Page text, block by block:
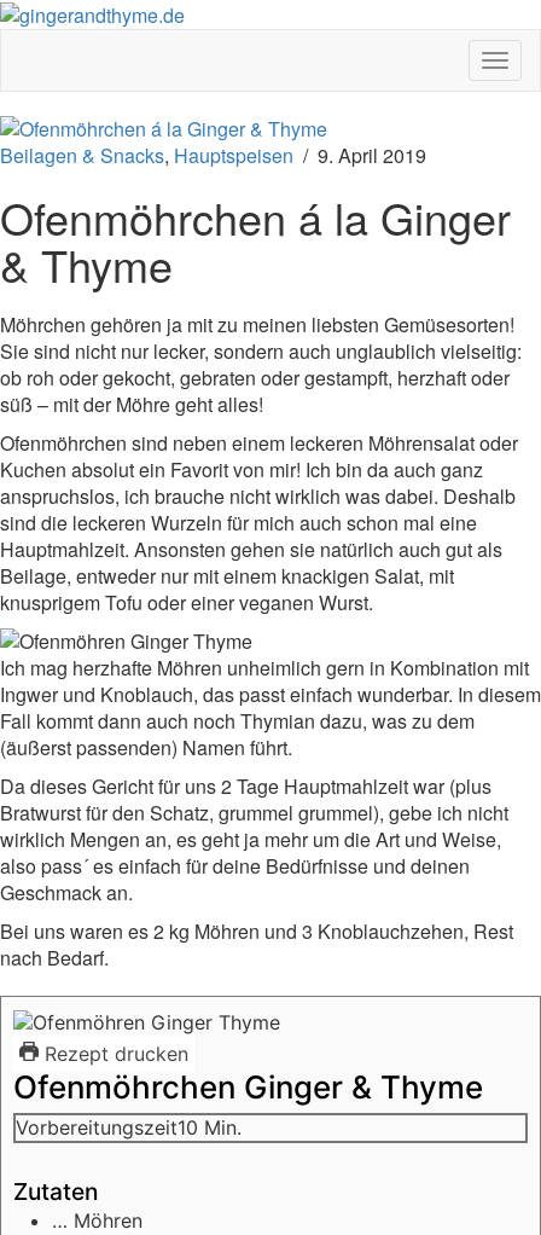
Beilagen & Snacks, Hauptspeisen / 9. April 2019
Ofenmöhrchen á la Ginger
& Thyme
Möhrchen gehören ja mit zu meinen liebsten Gemüsesorten!
Sie sind nicht nur lecker, sondern auch unglaublich vielseitig:
ob roh oder gekocht, gebraten oder gestampft, herzhaft oder
süß – mit der Möhre geht alles!
Ofenmöhrchen sind neben einem leckeren Möhrensalat oder
Kuchen absolut ein Favorit von mir! Ich bin da auch ganz
anspruchslos, ich brauche nicht wirklich was dabei. Deshalb
sind die leckeren Wurzeln für mich auch schon mal eine
Hauptmahlzeit. Ansonsten gehen sie natürlich auch gut als
Beilage, entweder nur mit einem knackigen Salat, mit
knusprigem Tofu oder einer veganen Wurst.
Ich mag herzhafte Möhren unheimlich gern in Kombination mit
Ingwer und Knoblauch, das passt einfach wunderbar. In diesem
Fall kommt dann auch noch Thymian dazu, was zu dem
(äußerst passenden) Namen führt.
Da dieses Gericht für uns 2 Tage Hauptmahlzeit war (plus
Bratwurst für den Schatz, grummel grummel), gebe ich nicht
wirklich Mengen an, es geht ja mehr um die Art und Weise,
also pass´ es einfach für deine Bedürfnisse und deinen
Geschmack an.
Bei uns waren es 2 kg Möhren und 3 Knoblauchzehen, Rest
nach Bedarf.
Rezept drucken
Ofenmöhrchen Ginger & Thyme
Vorbereitungszeit10 Minuten
Min.
Zutaten
… Möhren